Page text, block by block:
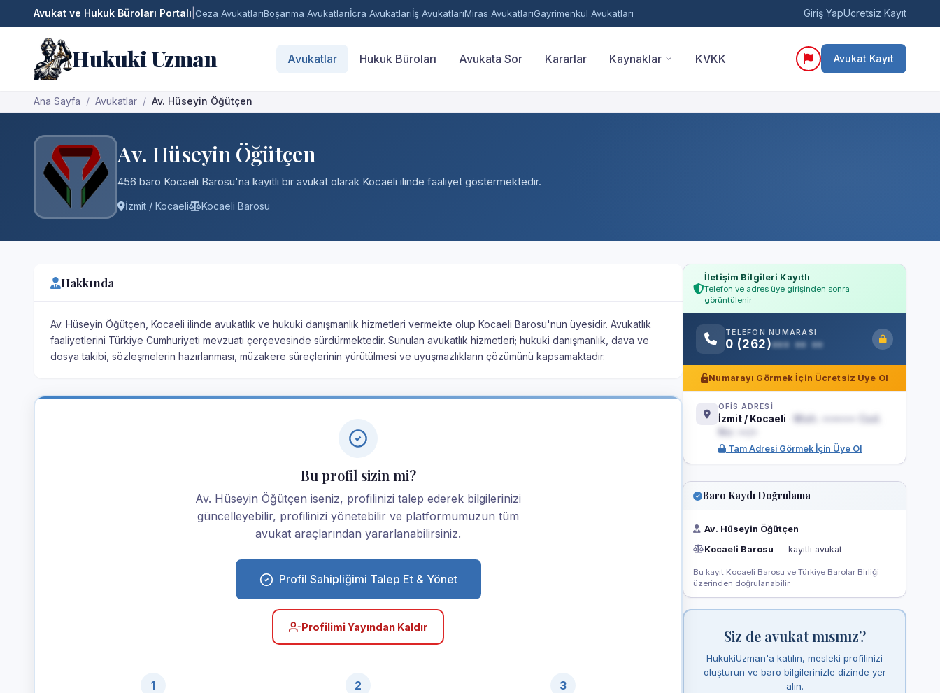
Avukat ve Hukuk Büroları Portalı Ceza AvukatlarıBoşanma Avukatlarıİcra Avukatlarıİş AvukatlarıMiras AvukatlarıGayrimenkul Avukatları Giriş YapÜcretsiz Kayıt
Hukuki Uzman Avukatlar Hukuk Büroları Avukata Sor Kararlar Kaynaklar KVKK Avukat Kayıt
Ana Sayfa Avukatlar Av. Hüseyin Öğütçen
Av. Hüseyin Öğütçen
456 baro Kocaeli Barosu'na kayıtlı bir avukat olarak Kocaeli ilinde faaliyet göstermektedir.
İzmit / Kocaeli Kocaeli Barosu
Hakkında
Av. Hüseyin Öğütçen, Kocaeli ilinde avukatlık ve hukuki danışmanlık hizmetleri vermekte olup Kocaeli Barosu'nun üyesidir. Avukatlık
faaliyetlerini Türkiye Cumhuriyeti mevzuatı çerçevesinde sürdürmektedir. Sunulan avukatlık hizmetleri; hukuki danışmanlık, dava ve
dosya takibi, sözleşmelerin hazırlanması, müzakere süreçlerinin yürütülmesi ve uyuşmazlıkların çözümünü kapsamaktadır.
Bu profil sizin mi?
Av. Hüseyin Öğütçen iseniz, profilinizi talep ederek bilgilerinizi
güncelleyebilir, profilinizi yönetebilir ve platformumuzun tüm
avukat araçlarından yararlanabilirsiniz.
Profil Sahipliğimi Talep Et & Yönet
Profilimi Yayından Kaldır
1 2 3
İletişim Bilgileri Kayıtlı
Telefon ve adres üye girişinden sonra
görüntülenir
TELEFON NUMARASI
0 (262)••• •• ••
Numarayı Görmek İçin Ücretsiz Üye Ol
OFİS ADRESİ
İzmit / Kocaeli ·
Mah. ••••••• Cad.
Tam Adresi Görmek İçin Üye Ol
Baro Kaydı Doğrulama
Av. Hüseyin Öğütçen
Kocaeli Barosu — kayıtlı avukat
Bu kayıt Kocaeli Barosu ve Türkiye Barolar Birliği
üzerinden doğrulanabilir.
Siz de avukat mısınız?
HukukiUzman'a katılın, mesleki profilinizi
oluşturun ve baro bilgilerinizle dizinde yer
alın.